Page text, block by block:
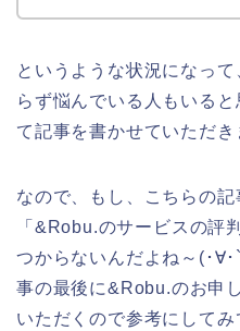
というような状況になっ
らず悩んでいる人もいる
て記事を書かせていただき
なので、もし、こちらの記
「&Robu.のサービスの評
つからないんだよね～(･∀
事の最後に&Robu.のお申
いただくので参考にしてみ